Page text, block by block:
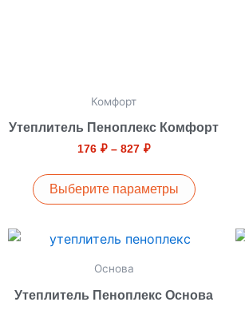
Комфорт
Утеплитель Пеноплекс Комфорт
176 ₽ – 827 ₽
Выберите параметры
Основа
Утеплитель Пеноплекс Основа
Диапазон
цен:
100000 ₽
Этот
несколько